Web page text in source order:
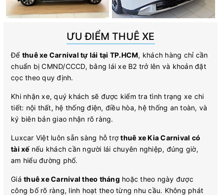
ƯU ĐIỂM THUÊ XE
Để thuê xe Carnival tự lái tại TP.HCM, khách hàng chỉ cần
chuẩn bị CMND/CCCD, bằng lái xe B2 trở lên và khoản đặt
cọc theo quy định.
Khi nhận xe, quý khách sẽ được kiểm tra tình trạng xe chi
tiết: nội thất, hệ thống điện, điều hòa, hệ thống an toàn, và
ký biên bản giao nhận rõ ràng.
Luxcar Việt luôn sẵn sàng hỗ trợthuê xe Kia Carnival có
tài xếnếu khách cần người lái chuyên nghiệp, đúng giờ,
am hiểu đường phố.
Giá thuê xe Carnival theo tháng hoặc theo ngày được
công bố rõ ràng, linh hoạt theo từng nhu cầu. Không phát